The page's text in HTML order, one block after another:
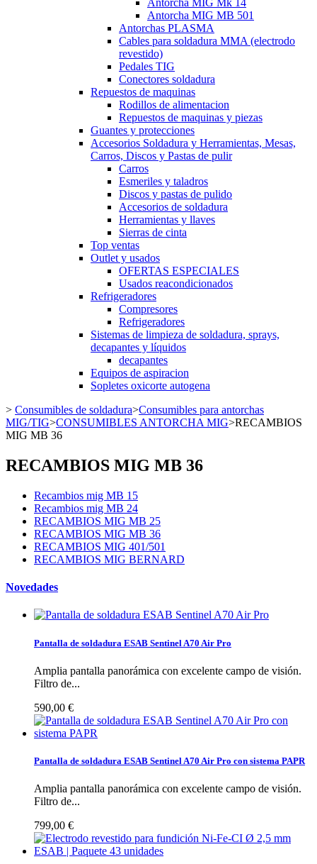
Antorcha MIG Mk 14
Antorcha MIG MB 501
Antorchas PLASMA
Cables para soldadura MMA (electrodo
revestido)
Pedales TIG
Conectores soldadura
Repuestos de maquinas
Rodillos de alimentacion
Repuestos de maquinas y piezas
Guantes y protecciones
Accesorios Soldadura y Herramientas, Mesas,
Carros, Discos y Pastas de pulir
Carros
Esmeriles y taladros
Discos y pastas de pulido
Accesorios de soldadura
Herramientas y llaves
Sierras de cinta
Top ventas
Outlet y usados
OFERTAS ESPECIALES
Usados reacondicionados
Refrigeradores
Compresores
Refrigeradores
Sistemas de limpieza de soldadura, sprays,
decapantes y líquidos
decapantes
Equipos de aspiracion
Sopletes oxicorte autogena
> Consumibles de soldadura>Consumibles para antorchas
MIG/TIG>CONSUMIBLES ANTORCHA MIG>RECAMBIOS
MIG MB 36
RECAMBIOS MIG MB 36
Recambios mig MB 15
Recambios mig MB 24
RECAMBIOS MIG MB 25
RECAMBIOS MIG MB 36
RECAMBIOS MIG 401/501
RECAMBIOS MIG BERNARD
Novedades
Pantalla de soldadura ESAB Sentinel A70 Air Pro
Amplia pantalla panorámica con excelente campo de visión.
Filtro de...
590,00 €
Pantalla de soldadura ESAB Sentinel A70 Air Pro con sistema PAPR
Amplia pantalla panorámica con excelente campo de visión.
Filtro de...
799,00 €